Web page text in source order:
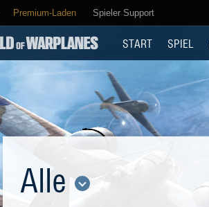
Premium-Laden Spieler Support
START SPIEL
Alle